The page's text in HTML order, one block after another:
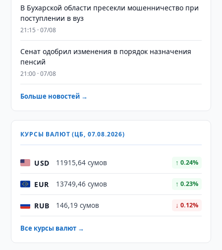
В Бухарской области пресекли мошенничество при
поступлении в вуз
21:15 · 07/08
Сенат одобрил изменения в порядок назначения
пенсий
21:00 · 07/08
Больше новостей →
КУРСЫ ВАЛЮТ (ЦБ, 07.08.2026)
USD 11915,64 сумов ↑ 0.24%
EUR 13749,46 сумов ↑ 0.23%
RUB 146,19 сумов ↓ 0.12%
Все курсы валют →